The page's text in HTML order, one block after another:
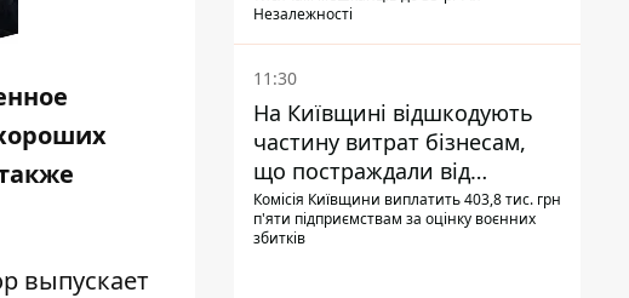
выпускает
Незалежності
11:30
На Київщині відшкодують
частину витрат бізнесам,
що постраждали від
прильотів ракет
Комісія Київщини виплатить 403,8 тис. грн
п'яти підприємствам за оцінку воєнних
збитків